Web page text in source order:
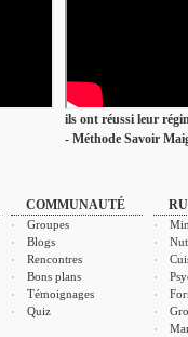
ils ont réussi leur
- Méthode Savoir
COMMUNAUTÉ
Groupes
Blogs
Rencontres
Bons plans
Témoignages
Quiz